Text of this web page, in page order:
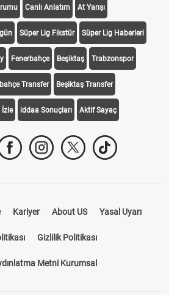
Canlı Anlatım At Yarışı
Süper Lig Fikstür Süper Lig Haberleri
Fenerbahçe Beşiktaş Trabzonspor
Transfer Beşiktaş Transfer
İzle iddaa Sonuçları Aktif Sayaç
Kariyer About US Yasal Uyarı
Gizlilik Politikası
Metni Kurumsal